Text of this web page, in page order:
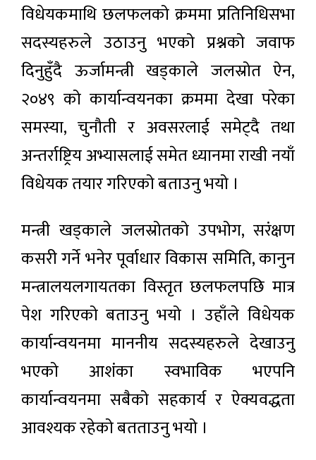
विधेयकमाथि छलफलको क्रममा प्रतिनिधिसभा
सदस्यहरुले उठाउनु भएको प्रश्नको जवाफ
दिनुहुँदै ऊर्जामन्त्री खड्काले जलस्रोत ऐन,
२०४९ को कार्यान्वयनका क्रममा देखा परेका
समस्या, चुनौती र अवसरलाई समेट्दै तथा
अन्तर्राष्ट्रिय अभ्यासलाई समेत ध्यानमा राखी नयाँ
विधेयक तयार गरिएको बताउनु भयो ।
मन्त्री खड्काले जलस्रोतको उपभोग, सरंक्षण
कसरी गर्ने भनेर पूर्वाधार विकास समिति, कानुन
मन्त्रालयलगायतका विस्तृत छलफलपछि मात्र
पेश गरिएको बताउनु भयो । उहाँले विधेयक
कार्यान्वयनमा माननीय सदस्यहरुले देखाउनु
भएको आशंका स्वभाविक भएपनि
कार्यान्वयनमा सबैको सहकार्य र ऐक्यवद्धता
आवश्यक रहेको बतताउनु भयो ।